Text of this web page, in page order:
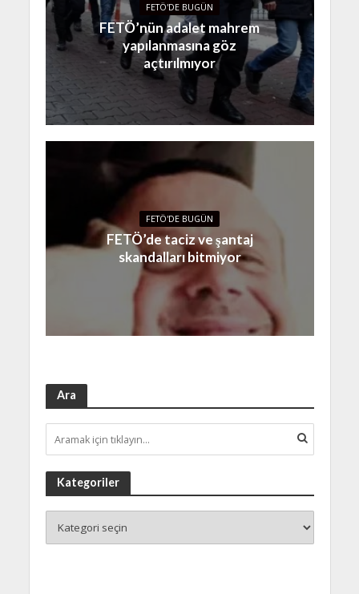
FETÖ'DE BUGÜN
FETÖ’nün adalet mahrem
yapılanmasına göz
açtırılmıyor
FETÖ'DE BUGÜN
FETÖ’de taciz ve şantaj
skandalları bitmiyor
Ara
Kategoriler